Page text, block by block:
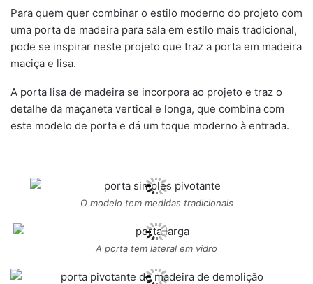
Para quem quer combinar o estilo moderno do projeto com
uma porta de madeira para sala em estilo mais tradicional,
pode se inspirar neste projeto que traz a porta em madeira
maciça e lisa.
A porta lisa de madeira se incorpora ao projeto e traz o
detalhe da maçaneta vertical e longa, que combina com
este modelo de porta e dá um toque moderno à entrada.
O modelo tem medidas tradicionais
A porta tem lateral em vidro